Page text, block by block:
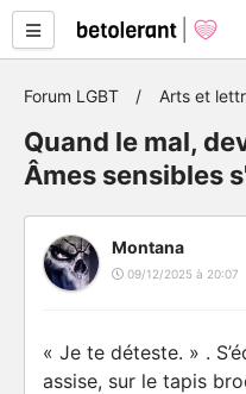
Forum LGBT Arts et
Quand le mal,
Âmes sensibles
Montana
09/12/2025 à 20:07
« Je te déteste. » .
assise, sur le tapis